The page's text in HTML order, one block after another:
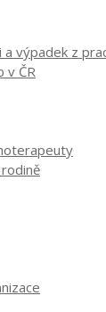
výpadek z
v ČR